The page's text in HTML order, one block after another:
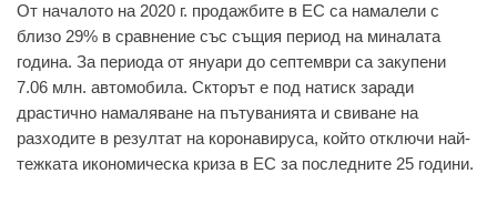
От началото на 2020 г. продажбите в ЕС са намалели с
близо 29% в сравнение със същия период на миналата
година. За периода от януари до септември са закупени
7.06 млн. автомобила. Скторът е под натиск заради
драстично намаляване на пътуванията и свиване на
разходите в резултат на коронавируса, който отключи най-
тежката икономическа криза в ЕС за последните 25 години.